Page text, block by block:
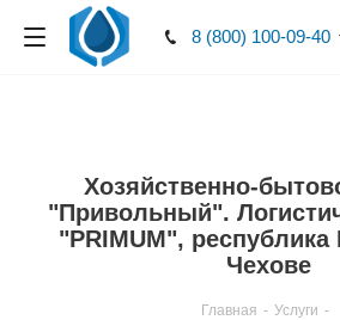
8 (800) 100-09-40
Хозяйственно-
"Привольный".
"PRIMUM",
Чехове
Главная - Услуги -